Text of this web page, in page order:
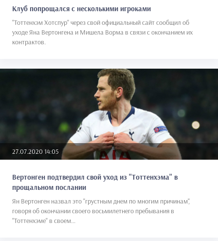
Клуб попрощался с несколькими игроками
"Тоттенхэм Хотспур" через свой официальный сайт сообщил об
уходе Яна Вертонгена и Мишела Ворма в связи с окончанием их
контрактов.
27.07.2020 14:05
Вертонген подтвердил свой уход из "Тоттенхэма" в
прощальном послании
Ян Вертонген назвал это "грустным днем по многим причинам",
говоря об окончании своего восьмилетнего пребывания в
"Тоттенхэме" в своем...